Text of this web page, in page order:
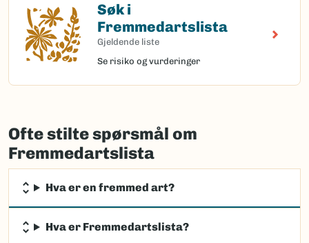
Søk i
Fremmedartslista
Gjeldende liste
Se risiko og vurderinger
Søk i Fremmedartslista
Ofte stilte spørsmål om
Fremmedartslista
Hva er en fremmed art?
Hva er Fremmedartslista?